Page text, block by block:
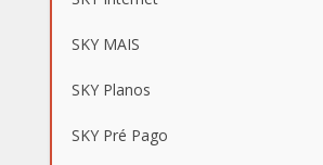
SKY MAIS
SKY Planos
SKY Pré Pago